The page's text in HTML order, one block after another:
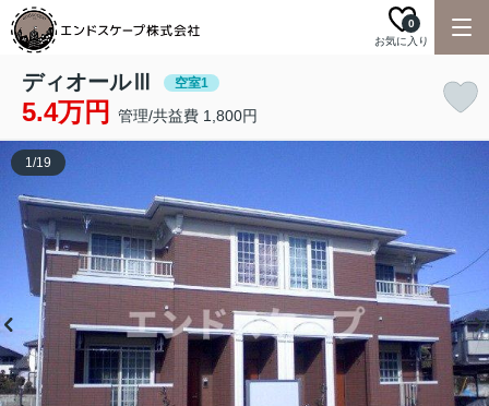
お気に入り
0
ディオールⅢ 空室1
5.4万円 管理/共益費 1,800円
1/19